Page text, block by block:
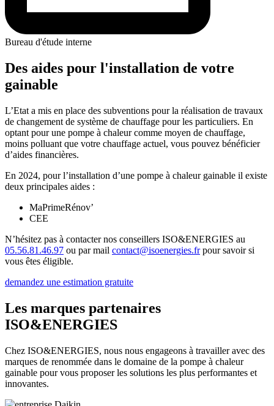
Bureau d'étude interne
Des aides pour l'installation de votre
gainable
L’Etat a mis en place des subventions pour la réalisation de travaux
de changement de système de chauffage pour les particuliers. En
optant pour une pompe à chaleur comme moyen de chauffage,
moins polluant que votre chauffage actuel, vous pouvez bénéficier
d’aides financières.
En 2024, pour l’installation d’une pompe à chaleur gainable il existe
deux principales aides :
MaPrimeRénov’
CEE
N’hésitez pas à contacter nos conseillers ISO&ENERGIES au
05.56.81.46.97 ou par mail contact@isoenergies.frpour savoir si
vous êtes éligible.
demandez une estimation gratuite
Les marques partenaires
ISO&ENERGIES
Chez ISO&ENERGIES, nous nous engageons à travailler avec des
marques de renommée dans le domaine de la pompe à chaleur
gainable pour vous proposer les solutions les plus performantes et
innovantes.